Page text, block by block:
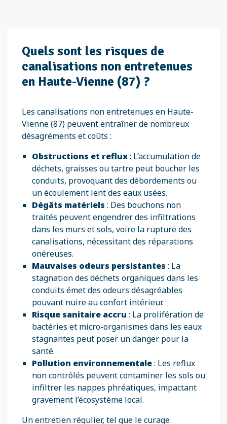
Quels sont les risques de
canalisations non entretenues
en Haute-Vienne (87) ?
Les canalisations non entretenues en Haute-
Vienne (87) peuvent entraîner de nombreux
désagréments et coûts :
Obstructions et reflux: L’accumulation de
déchets, graisses ou tartre peut boucher les
conduits, provoquant des débordements ou
un écoulement lent des eaux usées.
Dégâts matériels : Des bouchons non
traités peuvent engendrer des infiltrations
dans les murs et sols, voire la rupture des
canalisations, nécessitant des réparations
onéreuses.
Mauvaises odeurs persistantes : La
stagnation des déchets organiques dans les
conduits émet des odeurs désagréables
pouvant nuire au confort intérieur.
Risque sanitaire accru : La prolifération de
bactéries et micro-organismes dans les eaux
stagnantes peut poser un danger pour la
santé.
Pollution environnementale: Les reflux
non contrôlés peuvent contaminer les sols ou
infiltrer les nappes phréatiques, impactant
gravement l’écosystème local.
Un entretien régulier, tel que le curage